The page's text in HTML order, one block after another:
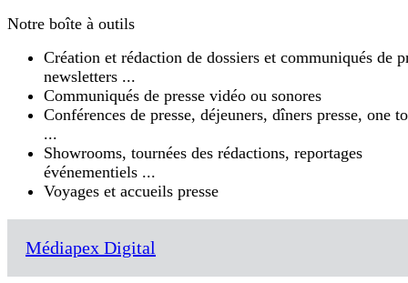
Notre boîte à outils
Création et rédaction de dossiers et communiqués de
newsletters ...
Communiqués de presse vidéo ou sonores
Conférences de presse, déjeuners, dîners presse, one
...
Showrooms, tournées des rédactions, reportages
événementiels ...
Voyages et accueils presse
Médiapex Digital